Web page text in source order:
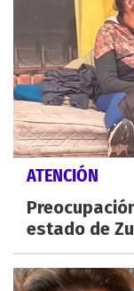
ATENCIÓN
estado de